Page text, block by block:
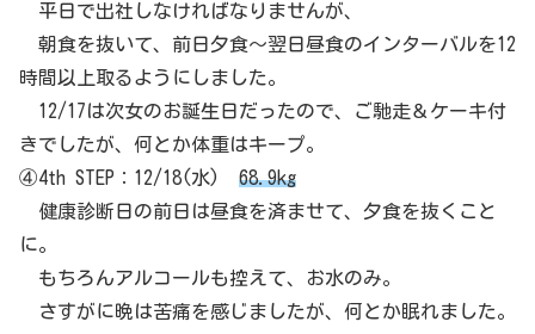
平日で出社しなければなりませんが、
朝食を抜いて、前日夕食～翌日昼食のインターバルを12
時間以上取るようにしました。
12/17は次女のお誕生日だったので、ご馳走＆ケーキ付
きでしたが、何とか体重はキープ。
④4th STEP：12/18(水) 68.9kg
健康診断日の前日は昼食を済ませて、夕食を抜くこと
に。
もちろんアルコールも控えて、お水のみ。
さすがに晩は苦痛を感じましたが、何とか眠れました。